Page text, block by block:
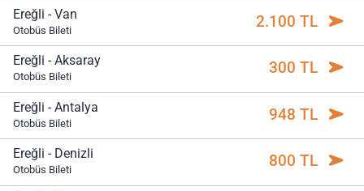
Ereğli - Van
Otobüs Bileti 2.100 TL
Ereğli - Aksaray
Otobüs Bileti 300 TL
Ereğli - Antalya
Otobüs Bileti 948 TL
Ereğli - Denizli
Otobüs Bileti 800 TL